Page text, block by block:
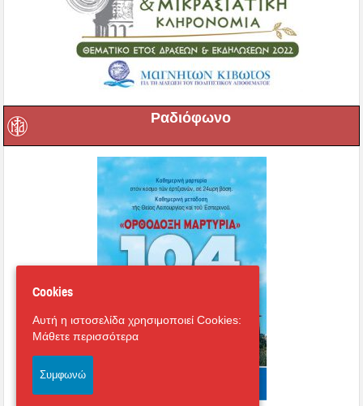
Ραδιόφωνο
Cookies
Αυτή η ιστοσελίδα χρησιμοποιεί Cookies:
Μάθετε περισσότερα
Συμφωνώ